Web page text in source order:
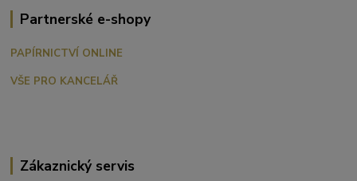
Partnerské e-shopy
PAPÍRNICTVÍ ONLINE
VŠE PRO KANCELÁŘ
Zákaznický servis